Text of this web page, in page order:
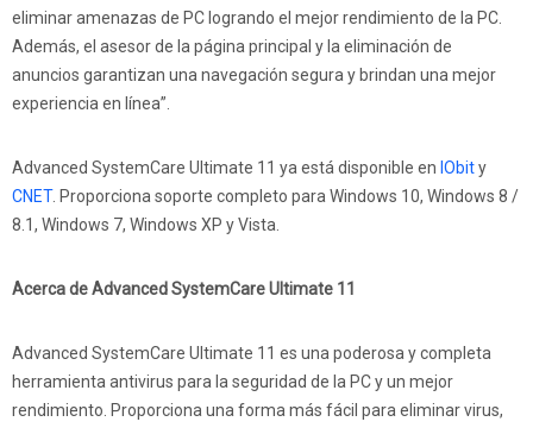
eliminar amenazas de PC logrando el mejor rendimiento de la PC.
Además, el asesor de la página principal y la eliminación de
anuncios garantizan una navegación segura y brindan una mejor
experiencia en línea”.
Advanced SystemCare Ultimate 11 ya está disponible en IObity
CNET. Proporciona soporte completo para Windows 10, Windows 8 /
8.1, Windows 7, Windows XP y Vista.
Acerca de Advanced SystemCare Ultimate 11
Advanced SystemCare Ultimate 11 es una poderosa y completa
herramienta antivirus para la seguridad de la PC y un mejor
rendimiento. Proporciona una forma más fácil para eliminar virus,